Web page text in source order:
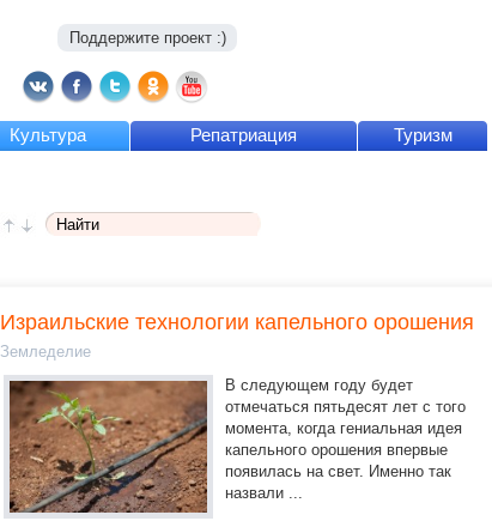
Поддержите проект :)
Культура Репатриация Туризм
Израильские технологии капельного орошения
Земледелие
В следующем году будет
отмечаться пятьдесят лет с того
момента, когда гениальная идея
капельного орошения впервые
появилась на свет. Именно так
назвали ...